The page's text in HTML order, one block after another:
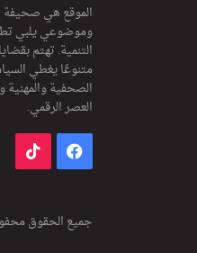
الموقع هي صحيفة
وموضوعي يلبي
التنمية. تهتم
متنوعًا يغطي
الصحفية
العصر الرقمي.
فيسبوك
جميع الحقوق